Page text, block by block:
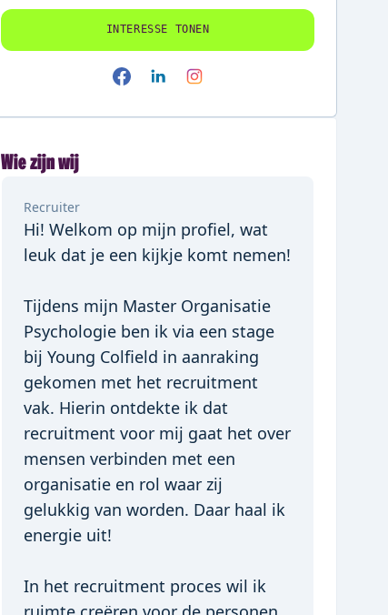
INTERESSE TONEN
Wie zijn wij
Recruiter
Hi! Welkom op mijn profiel, wat
leuk dat je een kijkje komt nemen!
Tijdens mijn Master Organisatie
Psychologie ben ik via een stage
bij Young Colfield in aanraking
gekomen met het recruitment
vak. Hierin ontdekte ik dat
recruitment voor mij gaat het over
mensen verbinden met een
organisatie en rol waar zij
gelukkig van worden. Daar haal ik
energie uit!
In het recruitment proces wil ik